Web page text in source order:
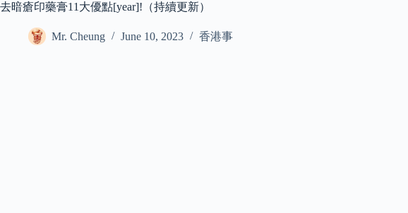
去暗瘡印藥膏11大優點[year]!（持續更新）
Mr. Cheung June 10, 2023 香港事